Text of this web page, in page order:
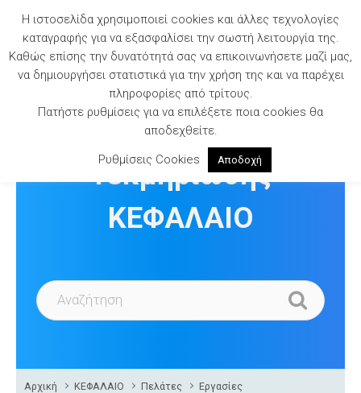
content
Βιβλιοθήκη
Τεκμηρίωσης
ΚΕΦΑΛΑΙΟ
Αρχική ΚΕΦΑΛΑΙΟ Πελάτες
Εργασίες
Η ιστοσελίδα χρησιμοποιεί cookies και άλλες τεχνολογίες
καταγραφής για να εξασφαλίσει την σωστή λειτουργία της.
Καθώς επίσης την δυνατότητά σας να επικοινωνήσετε μαζί μας,
να δημιουργήσει στατιστικά για την χρήση της και να παρέχει
πληροφορίες από τρίτους.
Πατήστε ρυθμίσεις για να επιλέξετε ποια cookies θα
αποδεχθείτε.
Ρυθμίσεις Cookies
Αποδοχή